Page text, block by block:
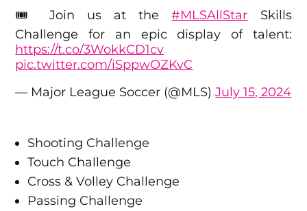
🎟️ Join us at the#MLSAllStar Skills
Challenge for an epic display of talent:
https://t.co/3WokkCD1cv
pic.twitter.com/iSppwOZKvC
— Major League Soccer (@MLS)July 15, 2024
Shooting Challenge
Touch Challenge
Cross & Volley Challenge
Passing Challenge